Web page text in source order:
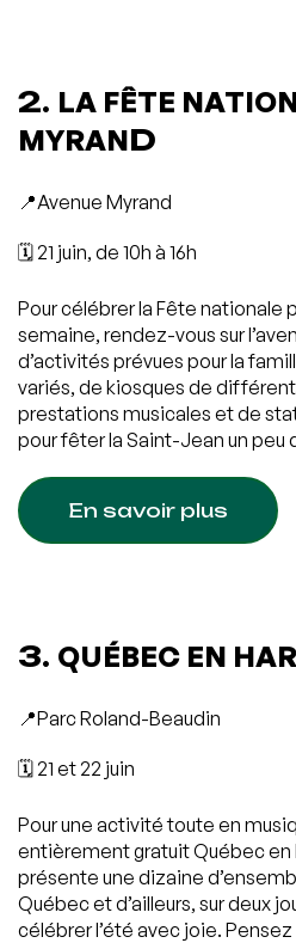
2. LA FÊTE
MYRAND
📍Avenue Myrand
🗓️ 21 juin, de 10h à 16h
Pour célébrer la Fête nationale
semaine, rendez-vous sur
d’activités prévues pour la
variés, de kiosques de
prestations musicales et de
pour fêter la Saint-Jean un peu
En savoir plus
3. QUÉBEC EN
📍Parc Roland-Beaudin
🗓️ 21 et 22 juin
Pour une activité toute en
entièrement gratuit Québec en
présente une dizaine
Québec et d’ailleurs, sur deux
célébrer l’été avec joie.